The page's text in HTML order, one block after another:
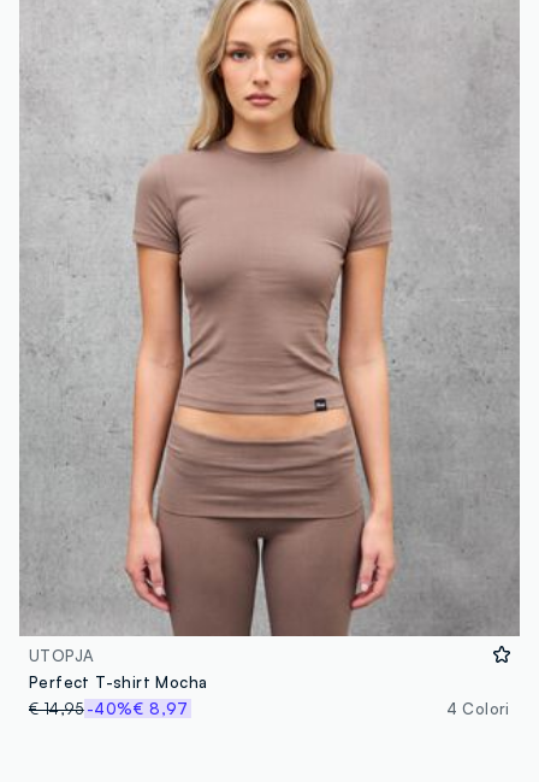
UTOPJA
Perfect T-shirt Mocha
€ 14,95-40%€ 8,97 4 Colori